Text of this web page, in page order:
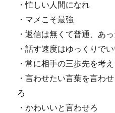
・忙しい人間になれ
・マメこそ最強
・返信は無くて普通、あ
・話す速度はゆっくりで
・常に相手の三歩先を考え
・言わせたい言葉を言わ
ろ
・かわいいと言わせろ